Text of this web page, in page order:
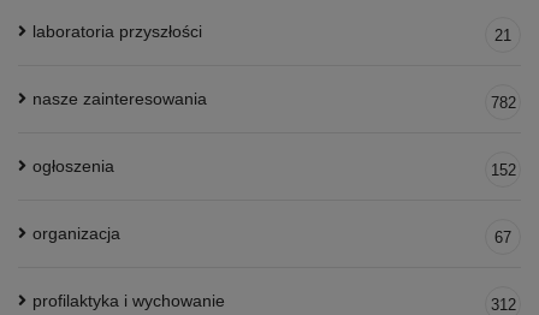
laboratoria przyszłości 21
nasze zainteresowania 782
ogłoszenia 152
organizacja 67
profilaktyka i wychowanie 312